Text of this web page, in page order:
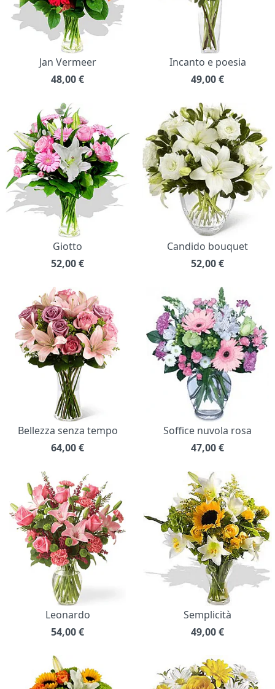
Jan Vermeer
48,00€
Incanto e poesia
49,00€
Giotto
52,00€
Candido bouquet
52,00€
Bellezza senza tempo
64,00€
Soffice nuvola rosa
47,00€
Leonardo
54,00€
Semplicità
49,00€